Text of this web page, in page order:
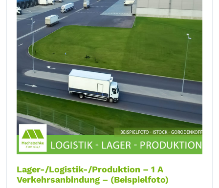
Lager-/Logistik-/Produktion – 1 A
Verkehrsanbindung – (Beispielfoto)